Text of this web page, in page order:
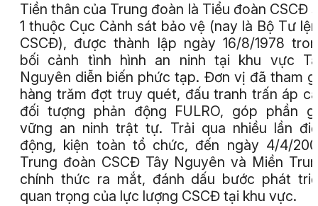
Tiền thân của Trung đoàn là Tiểu đoàn CSCĐ
1 thuộc Cục Cảnh sát bảo vệ (nay là Bộ Tư
CSCĐ), được thành lập ngày 16/8/1978
bối cảnh tình hình an ninh tại khu vực
Nguyên diễn biến phức tạp. Đơn vị đã tham
hàng trăm đợt truy quét, đấu tranh trấn áp
đối tượng phản động FULRO, góp phần
vững an ninh trật tự. Trải qua nhiều lần
động, kiện toàn tổ chức, đến ngày 4/4/
Trung đoàn CSCĐ Tây Nguyên và Miền
chính thức ra mắt, đánh dấu bước phát
quan trọng của lực lượng CSCĐ tại khu vực.